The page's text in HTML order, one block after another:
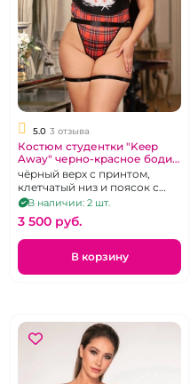
5.0 3 отзыва
Костюм студентки "Keep
Away" черно-красное боди,
48-52
чёрный верх с принтом,
клетчатый низ и поясок с
гартерами
В наличии: 2 шт.
3 500 pуб.
В корзину